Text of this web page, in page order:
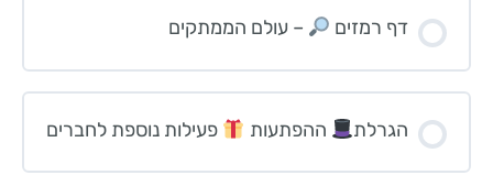
דף רמזים – עולם הממתקים
הגרלת ההפתעות פעילות נוספת לחברים